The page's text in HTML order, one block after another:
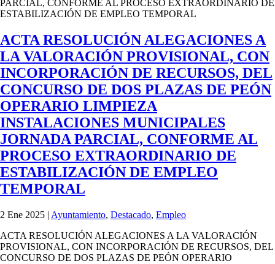
PARCIAL, CONFORME AL PROCESO EXTRAORDINARIO DE
ESTABILIZACIÓN DE EMPLEO TEMPORAL
ACTA RESOLUCIÓN ALEGACIONES A
LA VALORACIÓN PROVISIONAL, CON
INCORPORACIÓN DE RECURSOS, DEL
CONCURSO DE DOS PLAZAS DE PEÓN
OPERARIO LIMPIEZA
INSTALACIONES MUNICIPALES
JORNADA PARCIAL, CONFORME AL
PROCESO EXTRAORDINARIO DE
ESTABILIZACIÓN DE EMPLEO
TEMPORAL
2 Ene 2025 | Ayuntamiento, Destacado, Empleo
ACTA RESOLUCIÓN ALEGACIONES A LA VALORACIÓN
PROVISIONAL, CON INCORPORACIÓN DE RECURSOS, DEL
CONCURSO DE DOS PLAZAS DE PEÓN OPERARIO